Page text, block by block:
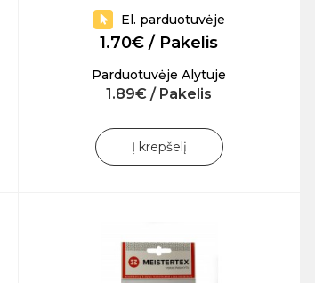
El. parduotuvėje
1.70€ / Pakelis
Parduotuvėje Alytuje
1.89€ / Pakelis
Į krepšelį